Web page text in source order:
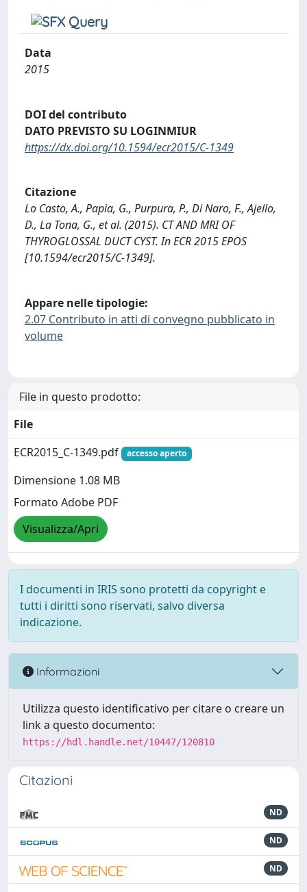
Data
2015
DOI del contributo
DATO PREVISTO SU LOGINMIUR
https://dx.doi.org/10.1594/ecr2015/C-1349
Citazione
Lo Casto, A., Papia, G., Purpura, P., Di Naro, F., Ajello,
D., La Tona, G., et al. (2015). CT AND MRI OF
THYROGLOSSAL DUCT CYST. In ECR 2015 EPOS
[10.1594/ecr2015/C-1349].
Appare nelle tipologie:
2.07 Contributo in atti di convegno pubblicato in
volume
File in questo prodotto:
File
ECR2015_C-1349.pdf
accesso aperto
Dimensione 1.08 MB
Formato Adobe PDF
Visualizza/Apri
I documenti in IRIS sono protetti da copyright e
tutti i diritti sono riservati, salvo diversa
indicazione.
Informazioni
Utilizza questo identificativo per citare o creare un
link a questo documento:
https://hdl.handle.net/10447/120810
Citazioni
ND
ND
ND